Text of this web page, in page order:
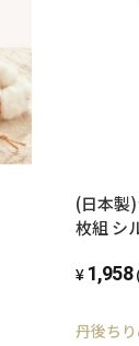
(日本製
枚組 シ
1,958
丹後ち